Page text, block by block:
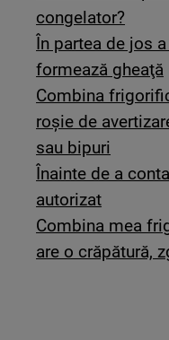
congelator?
În partea de jos
formează gheaţă
Combina
roșie de
sau bipuri
Înainte de a
autorizat
Combina mea
are o crăpătură,